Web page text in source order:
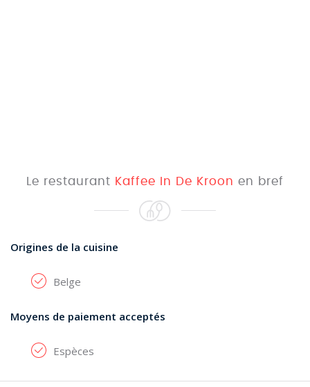
Le restaurant Kaffee In De Kroon en bref
Origines de la cuisine
Belge
Moyens de paiement acceptés
Espèces